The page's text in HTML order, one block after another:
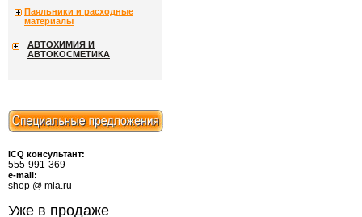
Паяльники и расходные
материалы
АВТОХИМИЯ И
АВТОКОСМЕТИКА
ICQ консультант:
555-991-369
e-mail:
shop @ mla.ru
Уже в продаже